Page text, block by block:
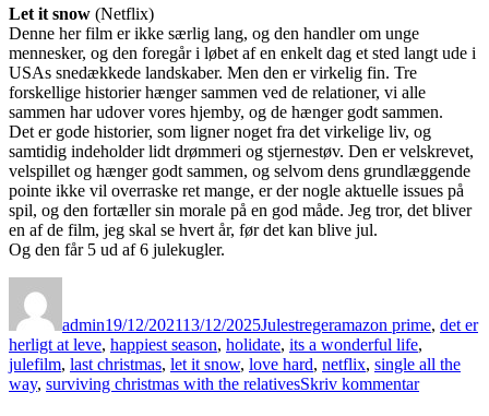
Let it snow (Netflix)
Denne her film er ikke særlig lang, og den handler om unge
mennesker, og den foregår i løbet af en enkelt dag et sted langt ude i
USAs snedækkede landskaber. Men den er virkelig fin. Tre
forskellige historier hænger sammen ved de relationer, vi alle
sammen har udover vores hjemby, og de hænger godt sammen.
Det er gode historier, som ligner noget fra det virkelige liv, og
samtidig indeholder lidt drømmeri og stjernestøv. Den er velskrevet,
velspillet og hænger godt sammen, og selvom dens grundlæggende
pointe ikke vil overraske ret mange, er der nogle aktuelle issues på
spil, og den fortæller sin morale på en god måde. Jeg tror, det bliver
en af de film, jeg skal se hvert år, før det kan blive jul.
Og den får 5 ud af 6 julekugler.
admin19/12/202113/12/2025Julestregeramazon prime, det er
herligt at leve, happiest season, holidate, its a wonderful life,
julefilm, last christmas, let it snow, love hard, netflix, single all the
way, surviving christmas with the relativesSkriv kommentartil